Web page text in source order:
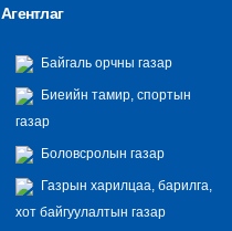
Агентлаг
Байгаль орчны газар
Биеийн тамир, спортын
газар
Боловсролын газар
Газрын харилцаа, барилга,
хот байгуулалтын газар